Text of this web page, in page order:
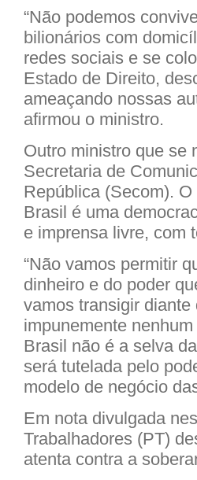
“Não podemos
bilionários com
redes sociais e se
Estado de Direito,
ameaçando nossas
afirmou o ministro.
Outro ministro que se
Secretaria de
República (Secom).
Brasil é uma
e imprensa livre, com
“Não vamos permitir
dinheiro e do poder
vamos transigir
impunemente
Brasil não é a selva
será tutelada pelo
modelo de negócio
Em nota divulgada
Trabalhadores (PT)
atenta contra a